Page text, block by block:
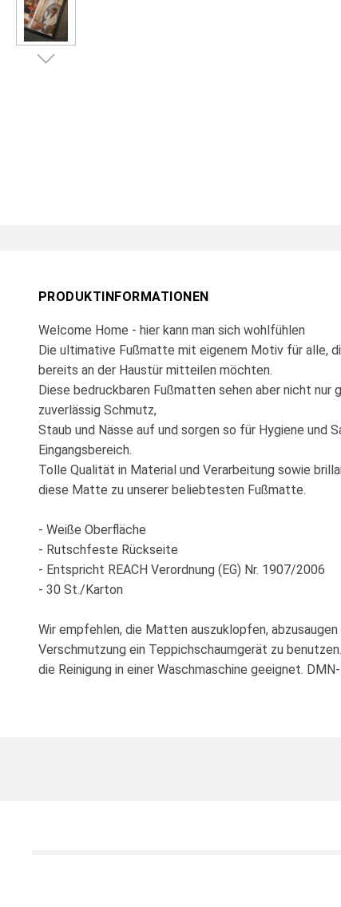
PRODUKTINFORMATIONEN
Welcome Home - hier kann man sich wohlfühlen
Die ultimative Fußmatte mit eigenem Motiv für alle,
bereits an der Haustür mitteilen möchten.
Diese bedruckbaren Fußmatten sehen aber nicht nur
zuverlässig Schmutz,
Staub und Nässe auf und sorgen so für Hygiene und
Eingangsbereich.
Tolle Qualität in Material und Verarbeitung sowie
diese Matte zu unserer beliebtesten Fußmatte.
- Weiße Oberfläche
- Rutschfeste Rückseite
- Entspricht REACH Verordnung (EG) Nr. 1907/2006
- 30 St./Karton
Wir empfehlen, die Matten auszuklopfen,
Verschmutzung ein Teppichschaumgerät zu
die Reinigung in einer Waschmaschine geeignet.